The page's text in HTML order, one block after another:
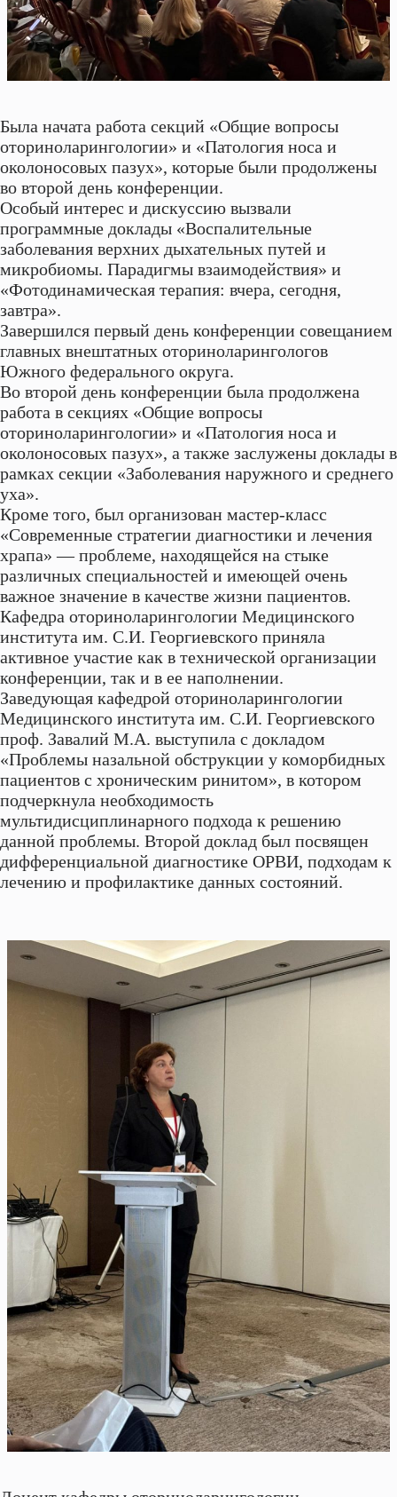
Была начата работа секций «Общие вопросы
оториноларингологии» и «Патология носа и
околоносовых пазух», которые были продолжены
во второй день конференции.
Особый интерес и дискуссию вызвали
программные доклады «Воспалительные
заболевания верхних дыхательных путей и
микробиомы. Парадигмы взаимодействия» и
«Фотодинамическая терапия: вчера, сегодня,
завтра».
Завершился первый день конференции совещанием
главных внештатных оториноларингологов
Южного федерального округа.
Во второй день конференции была продолжена
работа в секциях «Общие вопросы
оториноларингологии» и «Патология носа и
околоносовых пазух», а также заслужены доклады в
рамках секции «Заболевания наружного и среднего
уха».
Кроме того, был организован мастер-класс
«Современные стратегии диагностики и лечения
храпа» — проблеме, находящейся на стыке
различных специальностей и имеющей очень
важное значение в качестве жизни пациентов.
Кафедра оториноларингологии Медицинского
института им. С.И. Георгиевского приняла
активное участие как в технической организации
конференции, так и в ее наполнении.
Заведующая кафедрой оториноларингологии
Медицинского института им. С.И. Георгиевского
проф. Завалий М.А. выступила с докладом
«Проблемы назальной обструкции у коморбидных
пациентов с хроническим ринитом», в котором
подчеркнула необходимость
мультидисциплинарного подхода к решению
данной проблемы. Второй доклад был посвящен
дифференциальной диагностике ОРВИ, подходам к
лечению и профилактике данных состояний.